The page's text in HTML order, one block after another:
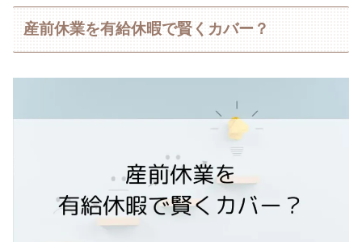
産前休業を有給休暇で賢くカバー？